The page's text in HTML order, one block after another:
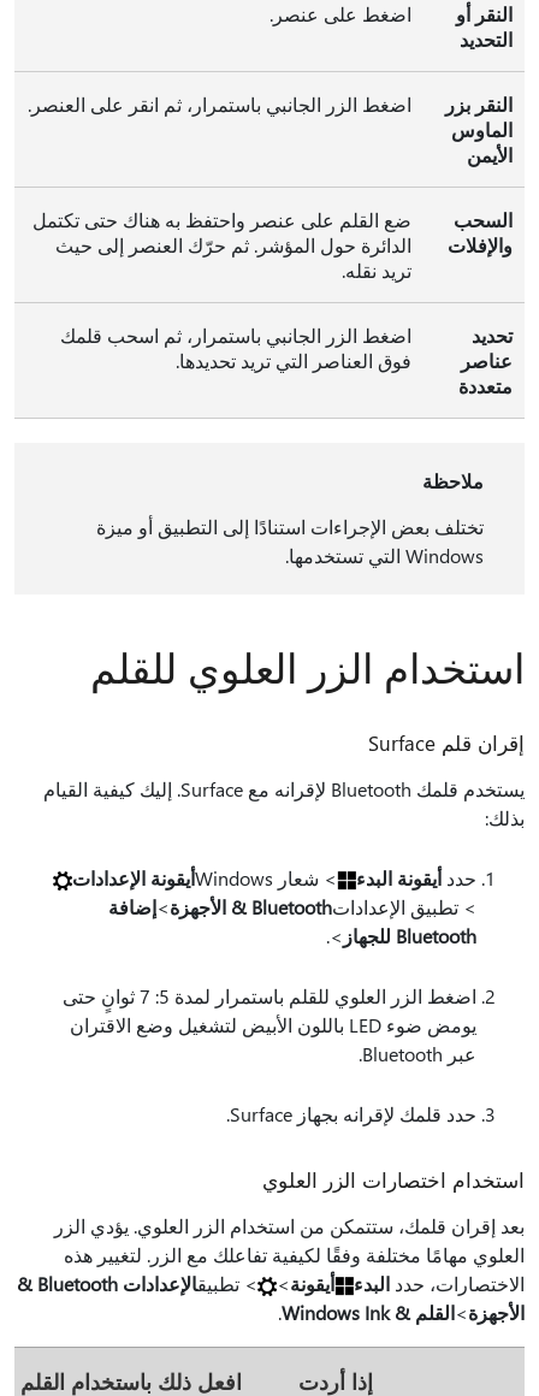
النقر أو
التحديد
اضغط على عنصر.
النقر بزر
الماوس
الأيمن
اضغط الزر الجانبي باستمرار، ثم انقر على العنصر.
السحب
والإفلات
ضع القلم على عنصر واحتفظ به هناك حتى تكتمل
الدائرة حول المؤشر. ‏‏ثم حرّك العنصر إلى حيث
تريد نقله.
تحديد
عناصر
متعددة
اضغط الزر الجانبي باستمرار، ثم اسحب قلمك
فوق العناصر التي تريد تحديدها.
ملاحظة
تختلف بعض الإجراءات استنادًا إلى التطبيق أو ميزة
Windows التي تستخدمها.
استخدام الزر العلوي للقلم
إقران قلم Surface
يستخدم قلمك Bluetooth لإقرانه مع Surface. إليك كيفية القيام
بذلك:
حددأيقونة البدء > شعار Windows
أيقونة الإعدادات
> تطبيق الإعداداتBluetooth & الأجهزة >إضافة
Bluetooth للجهاز
>.
اضغط الزر العلوي للقلم باستمرار لمدة 5: 7 ثوانٍ حتى
يومض ضوء LED باللون الأبيض لتشغيل وضع الاقتران
عبر Bluetooth.
حدد قلمك لإقرانه بجهاز Surface.
استخدام اختصارات الزر العلوي
بعد إقران قلمك، ستتمكن من استخدام الزر العلوي. يؤدي الزر
العلوي مهامًا مختلفة وفقًا لكيفية تفاعلك مع الزر. لتغيير هذه
الاختصارات، حدد البدء أيقونة> > تطبيق
الإعدادات Bluetooth &
الأجهزة>القلم & Windows Ink .
إذا أردت افعل ذلك باستخدام القلم